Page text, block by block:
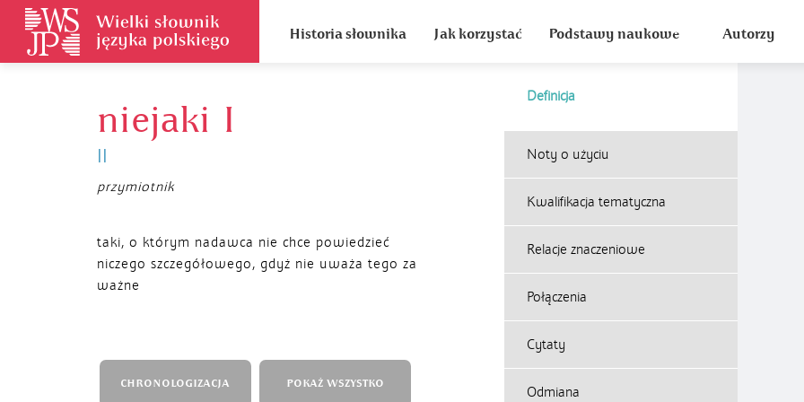
Historia słownika Jak korzystać Podstawy naukowe Autorzy
niejaki I
II
przymiotnik
Definicja
taki, o którym nadawca nie chce powiedzieć
niczego szczegółowego, gdyż nie uważa tego za
ważne
Noty o użyciu
Kwalifikacja tematyczna
Relacje znaczeniowe
Połączenia
Cytaty
Odmiana
CHRONOLOGIZACJA POKAŻ WSZYSTKO